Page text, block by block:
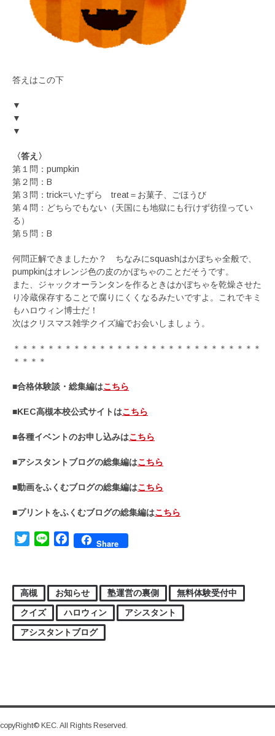
答えはこの下
▼
▼
▼
〈答え〉
第１問：pumpkin
第２問：B
第３問：trick=いたずら treat＝お菓子、ごほうび
第４問：どちらでもない（天国にも地獄にも行けず彷徨ってい
る）
第５問：B
何問正解できましたか？ ちなみにsquashはかぼちゃ全般で、
pumpkinはオレンジ色の皮のかぼちゃのことだそうです。
また、ジャックオーランタンを作るときはかぼちゃを乾燥させた
り冷蔵保存することで腐りにくくなるみたいですよ。これでキミ
もハロウィン博士だ！
次はクリスマス雑学クイズ編でお会いしましょう。
＊＊＊＊＊＊＊＊＊＊＊＊＊＊＊＊＊＊＊＊＊＊＊＊＊＊＊＊＊
＊＊＊＊
■合格体験談・総集編はこちら
■KEC高槻本校公式サイトはこちら
■各種イベントのお申し込みはこちら
■アシスタントブログの総集編はこちら
■動画をふくむブログの総集編はこちら
■プリントをふくむブログの総集編はこちら
TwitterLine FacebookShare
高槻 お知らせ 塾運営の裏側
無料体験受付中
クイズ
ハロウィン
アシスタント
アシスタントブログ
copyRight© KEC. All Rights Reserved.